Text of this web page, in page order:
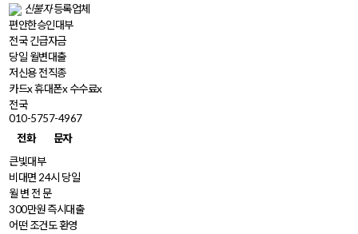
신불자등록업체
편안한승인대부
전국 긴급자금
당일 월변대출
저신용 전직종
카드x 휴대폰x 수수료x
전국
010-5757-4967
전화
문자
큰빛대부
비대면 24시 당일
월 변 전 문
300만원 즉시대출
어떤 조건도 환영